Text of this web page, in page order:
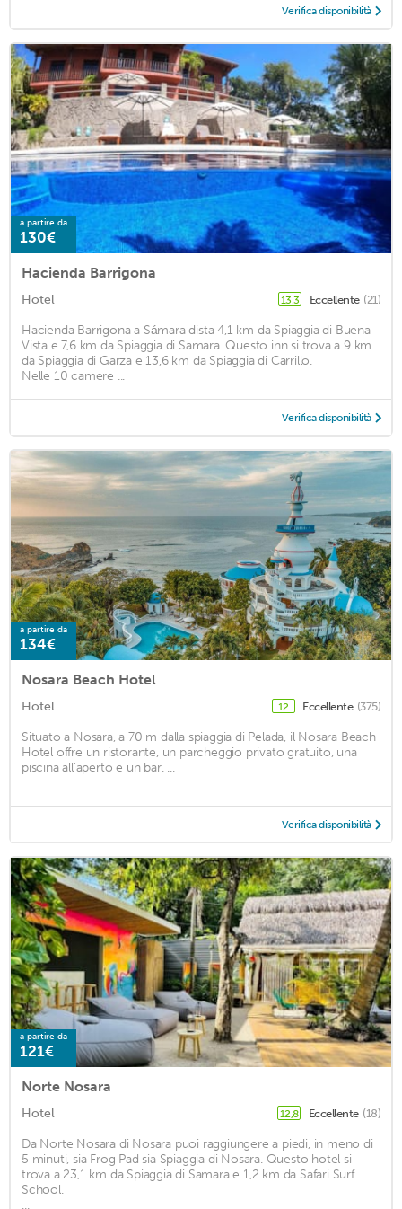
Verifica disponibilità
a partire da
130€
Hacienda Barrigona
Hotel 13,3 Eccellente (21)
Hacienda Barrigona a Sámara dista 4,1 km da Spiaggia di Buena
Vista e 7,6 km da Spiaggia di Samara. Questo inn si trova a 9 km
da Spiaggia di Garza e 13,6 km da Spiaggia di Carrillo.
Nelle 10 camere ...
Verifica disponibilità
a partire da
134€
Nosara Beach Hotel
Hotel 12 Eccellente (375)
Situato a Nosara, a 70 m dalla spiaggia di Pelada, il Nosara Beach
Hotel offre un ristorante, un parcheggio privato gratuito, una
piscina all'aperto e un bar. ...
Verifica disponibilità
a partire da
121€
Norte Nosara
Hotel 12,8 Eccellente (18)
Da Norte Nosara di Nosara puoi raggiungere a piedi, in meno di
5 minuti, sia Frog Pad sia Spiaggia di Nosara. Questo hotel si
trova a 23,1 km da Spiaggia di Samara e 1,2 km da Safari Surf
School.
...